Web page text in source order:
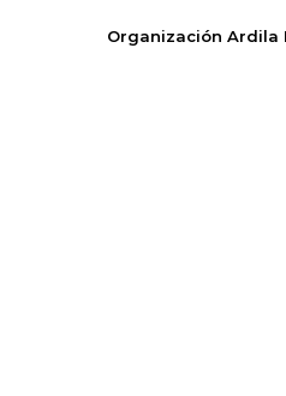
Organización Ardila